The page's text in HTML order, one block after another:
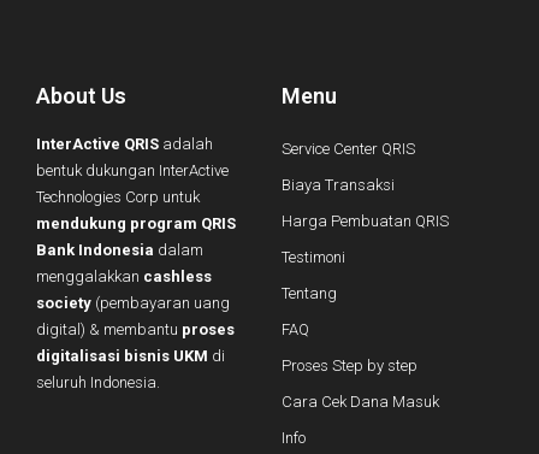
About Us
InterActive QRIS adalah
bentuk dukungan InterActive
Technologies Corp untuk
mendukung program QRIS
Bank Indonesia dalam
menggalakkan cashless
society (pembayaran uang
digital) & membantu proses
digitalisasi bisnis UKM di
seluruh Indonesia.
Menu
Service Center QRIS
Biaya Transaksi
Harga Pembuatan QRIS
Testimoni
Tentang
FAQ
Proses Step by step
Cara Cek Dana Masuk
Info